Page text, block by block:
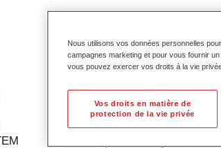
Permahyd® Hi-
Permahyd Hi-TEC Teinte de
Nous utilisons vos données personnelles
campagnes marketing et pour vous fournir
vous pouvez exercer vos droits à la vie
Vos droits en matière de
protection de la vie privée